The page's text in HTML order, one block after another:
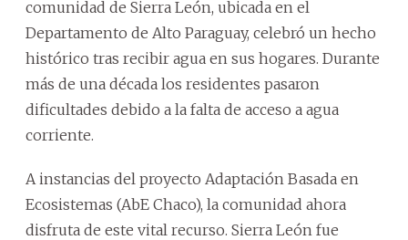
comunidad de Sierra León, ubicada en el
Departamento de Alto Paraguay, celebró un hecho
histórico tras recibir agua en sus hogares. Durante
más de una década los residentes pasaron
dificultades debido a la falta de acceso a agua
corriente.
A instancias del proyecto Adaptación Basada en
Ecosistemas (AbE Chaco), la comunidad ahora
disfruta de este vital recurso. Sierra León fue